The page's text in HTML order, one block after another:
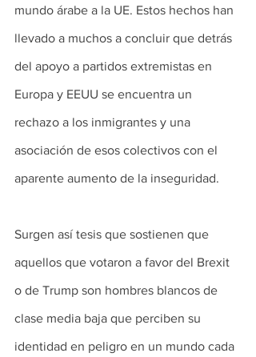
mundo árabe a la UE. Estos hechos han
llevado a muchos a concluir que detrás
del apoyo a partidos extremistas en
Europa y EEUU se encuentra un
rechazo a los inmigrantes y una
asociación de esos colectivos con el
aparente aumento de la inseguridad.
Surgen así tesis que sostienen que
aquellos que votaron a favor del Brexit
o de Trump son hombres blancos de
clase media baja que perciben su
identidad en peligro en un mundo cada